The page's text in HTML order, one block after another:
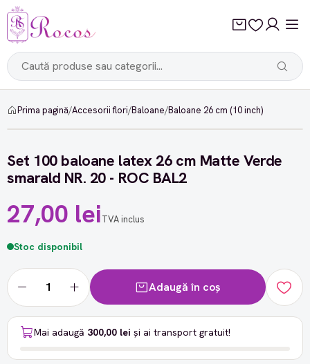
Prima pagină/Accesorii flori/Baloane/Baloane 26 cm (10 inch)
Set 100 baloane latex 26 cm Matte Verde
smarald NR. 20 - ROC BAL2
27,00 leiTVA inclus
Stoc disponibil
Adaugă în coș
Mai adaugă 300,00 lei și ai transport gratuit!